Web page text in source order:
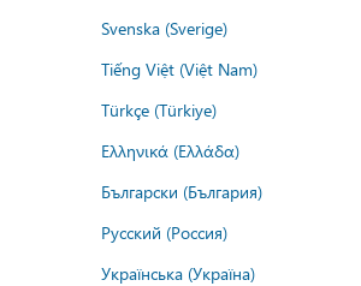
Svenska (Sverige)
Tiếng Việt (Việt Nam)
Türkçe (Türkiye)
Ελληνικά (Ελλάδα)
Български (България)
Русский (Россия)
Українська (Україна)